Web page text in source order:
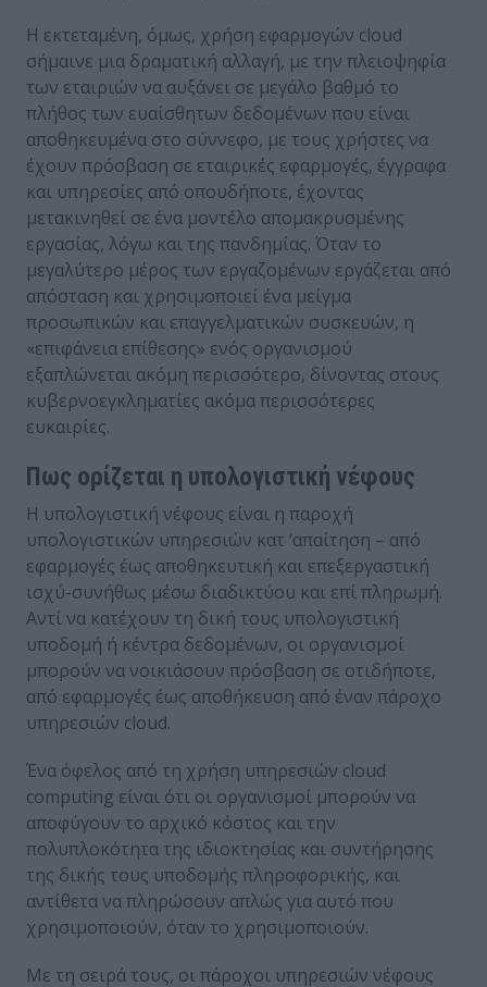
Η εκτεταμένη, όμως, χρήση εφαρμογών cloud
σήμαινε μια δραματική αλλαγή, με την πλειοψηφία
των εταιριών να αυξάνει σε μεγάλο βαθμό το
πλήθος των ευαίσθητων δεδομένων που είναι
αποθηκευμένα στο σύννεφο, με τους χρήστες να
έχουν πρόσβαση σε εταιρικές εφαρμογές, έγγραφα
και υπηρεσίες από οπουδήποτε, έχοντας
μετακινηθεί σε ένα μοντέλο απομακρυσμένης
εργασίας, λόγω και της πανδημίας. Όταν το
μεγαλύτερο μέρος των εργαζομένων εργάζεται από
απόσταση και χρησιμοποιεί ένα μείγμα
προσωπικών και επαγγελματικών συσκευών, η
«επιφάνεια επίθεσης» ενός οργανισμού
εξαπλώνεται ακόμη περισσότερο, δίνοντας στους
κυβερνοεγκληματίες ακόμα περισσότερες
ευκαιρίες.
Πως ορίζεται η υπολογιστική νέφους
Η υπολογιστική νέφους είναι η παροχή
υπολογιστικών υπηρεσιών κατ ‘απαίτηση – από
εφαρμογές έως αποθηκευτική και επεξεργαστική
ισχύ-συνήθως μέσω διαδικτύου και επί πληρωμή.
Αντί να κατέχουν τη δική τους υπολογιστική
υποδομή ή κέντρα δεδομένων, οι οργανισμοί
μπορούν να νοικιάσουν πρόσβαση σε οτιδήποτε,
από εφαρμογές έως αποθήκευση από έναν πάροχο
υπηρεσιών cloud.
Ένα όφελος από τη χρήση υπηρεσιών cloud
computing είναι ότι οι οργανισμοί μπορούν να
αποφύγουν το αρχικό κόστος και την
πολυπλοκότητα της ιδιοκτησίας και συντήρησης
της δικής τους υποδομής πληροφορικής, και
αντίθετα να πληρώσουν απλώς για αυτό που
χρησιμοποιούν, όταν το χρησιμοποιούν.
Με τη σειρά τους, οι πάροχοι υπηρεσιών νέφους